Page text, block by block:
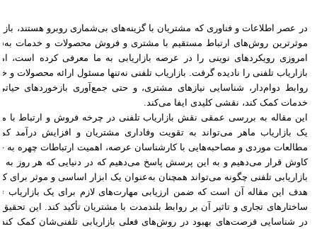
در عصر اطلاعات و فناوری که مشتریان با گزینه‌های بی‌شماری روبرو هستند،
موثرترین روش‌های ارتباط مستقیم با مشتری و فروش محصولات و خدمات
امروزی رویکردهای نوینی را در عرصه بازاریابی به ما معرفی کرده است،
بازاریاب تلفنی را نادیده گرفت. بازاریاب تلفنی نه‌تنها مسئول ارائه محصولات
روابط دوام‌دار، شناسایی نیازهای مشتری، و حتی جمع‌آوری بازخوردهای
خدمات کمک کند، نقشی کلیدی ایفا می‌کند.
این مقاله به بررسی عمقی نقش بازاریاب تلفنی در چرخه فروش و ارتباط با
یک بازاریاب ماهر می‌تواند به تقویت وفاداری مشتریان و افزایش درآمد
مطالعات موردی و مصاحبه‌هایی با کارشناسان عرصه، اهمیت ارتباطات چهره به
کاوش قرار می‌دهیم و به این پرسش پاسخ می‌دهیم که در دنیایی که هر روز
بازاریابی تلفنی چگونه می‌تواند همچنان به‌عنوان یک ابزار اساسی و موثر برای
هدف این مقاله آن است که ضمن ارزیابی مهارت‌های لازم برای یک بازاریاب
ساختارهای تجاری و تاثیر آن بر روابط بلندمدت با مشتریان تأکید کند. این
در شناسایی فرصت‌های بهبود در روش‌های فعلی بازاریابی تلفنی‌شان کمک کند